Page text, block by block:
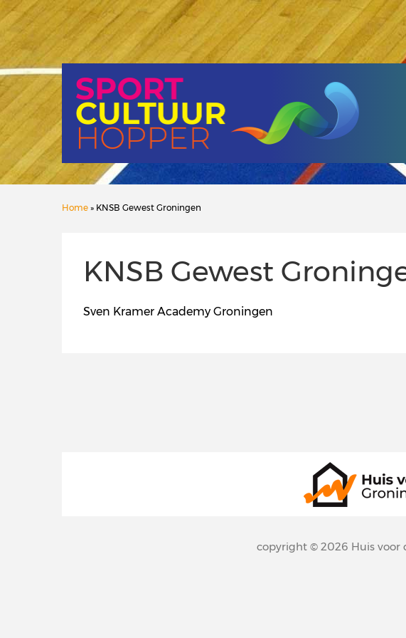
Home » KNSB Gewest Groningen
KNSB Gewest
Sven Kramer Academy Groningen
copyright © 2026 Huis voor